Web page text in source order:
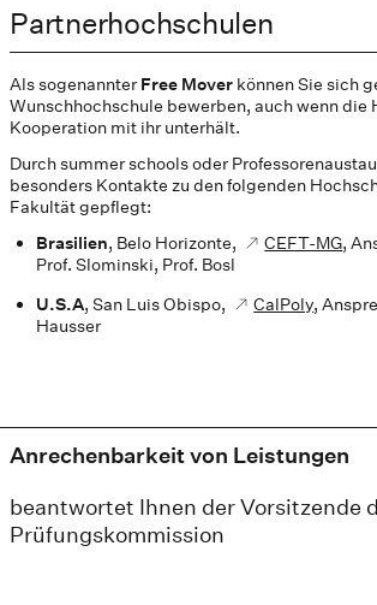
Partnerhochschulen
Als sogenannterFree Mover können Sie sich
Wunschhochschule bewerben, auch wenn die
Kooperation mit ihr unterhält.
Durch summer schools oder
besonders Kontakte zu den folgenden
Fakultät gepflegt:
Brasilien, Belo Horizonte, CEFT-MG,
Prof. Slominski, Prof. Bosl
U.S.A, San Luis Obispo, CalPoly,
Hausser
Anrechenbarkeit von Leistungen
beantwortet Ihnen der Vorsitzende
Prüfungskommission